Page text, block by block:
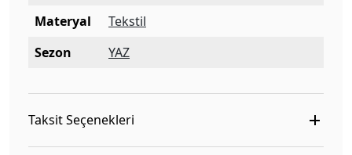
Materyal
Tekstil
Sezon
YAZ
Taksit Seçenekleri